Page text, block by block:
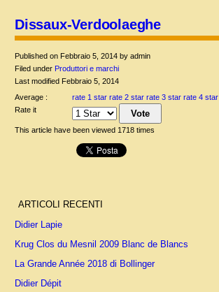
Dissaux-Verdoolaeghe
Published on Febbraio 5, 2014 by admin
Filed under Produttori e marchi
Last modified Febbraio 5, 2014
Average :
rate 1 star rate 2 star rate 3 star rate 4 star
Rate it
This article have been viewed 1718 times
ARTICOLI RECENTI
Didier Lapie
Krug Clos du Mesnil 2009 Blanc de Blancs
La Grande Année 2018 di Bollinger
Didier Dépit